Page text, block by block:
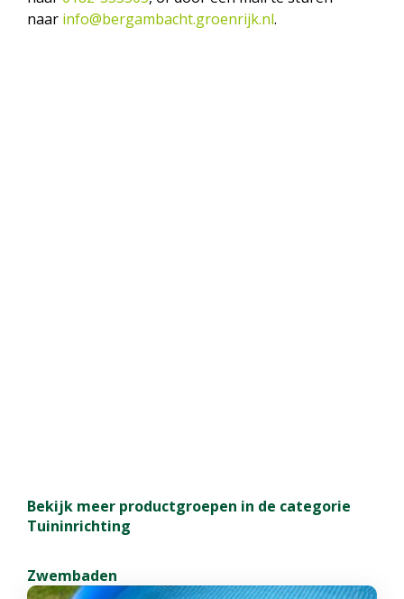
naar info@bergambacht.groenrijk.nl.
Bekijk meer productgroepen in de categorie
Tuininrichting
Zwembaden